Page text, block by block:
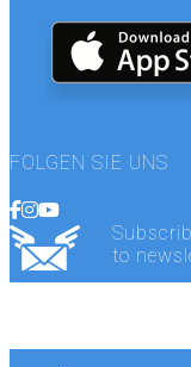
FOLGEN SIE UNS
to